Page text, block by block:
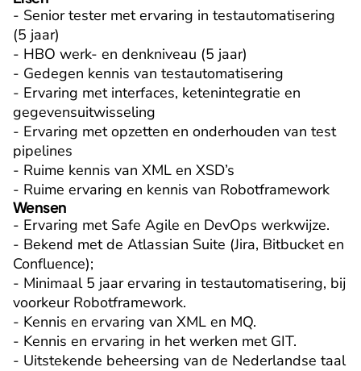
- Senior tester met ervaring in testautomatisering
(5 jaar)
- HBO werk- en denkniveau (5 jaar)
- Gedegen kennis van testautomatisering
- Ervaring met interfaces, ketenintegratie en
gegevensuitwisseling
- Ervaring met opzetten en onderhouden van test
pipelines
- Ruime kennis van XML en XSD’s
- Ruime ervaring en kennis van Robotframework
Wensen
- Ervaring met Safe Agile en DevOps werkwijze.
- Bekend met de Atlassian Suite (Jira, Bitbucket en
Confluence);
- Minimaal 5 jaar ervaring in testautomatisering, bij
voorkeur Robotframework.
- Kennis en ervaring van XML en MQ.
- Kennis en ervaring in het werken met GIT.
- Uitstekende beheersing van de Nederlandse taal